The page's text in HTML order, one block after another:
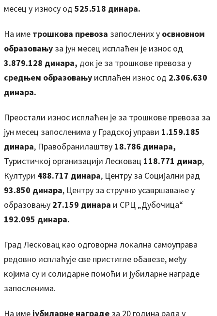
месец у износу од 525.518 динара.
На име трошкова превоза запослених у освновном
образовaњу за јун месец исплаћен је износ од
3.879.128 динара, док је за трошкове превоза у
средњем образовању исплаћен износ од 2.306.630
динара.
Преостали износ исплаћен је за трошкове превоза за
јун месец запосленима у Градској управи 1.159.185
динара, Правобранилаштву 18.786 динара,
Туристичкој организацији Лесковац 118.771 динар,
Култури 488.717 динара, Центру за Социјални рад
93.850 динара, Центру за стручно усавршавање у
образовању 27.159 динара и СРЦ „Дубочица“
192.095 динара.
Град Лесковац као одговорна локална самоуправа
редовно исплаћује све пристигле обавезе, међу
којима су и солидарне помоћи и јубиларне награде
запосленима.
На име јубиларне награде за 20 година рада у